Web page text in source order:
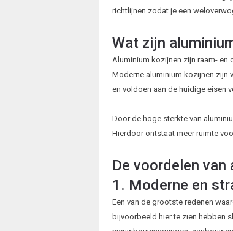
richtlijnen zodat je een
Wat zijn
Aluminium kozijnen zijn raam-
Moderne aluminium kozijnen zijn
en voldoen aan de huidige eisen
Door de hoge sterkte van
Hierdoor ontstaat meer ruimte
De voordelen
1. Moderne en
Een van de grootste redenen
bijvoorbeeld hier te zien hebben